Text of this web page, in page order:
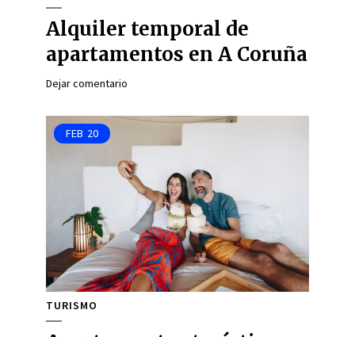
Alquiler temporal de
apartamentos en A Coruña
Dejar comentario
FEB 20
TURISMO